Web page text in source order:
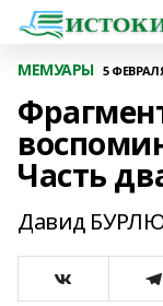
МЕМУАРЫ 5
Часть
Давид